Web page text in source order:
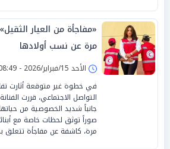
«مفاجأة من العيار
مرة عن نسب أولادها
الأحد 15/فبراير/2026 - 08:49 م
في خطوة غير متوقعة أثارت
التواصل الاجتماعي، قررت
جانباً شديد الخصوصية من
صوراً توثق لحظات خاصة مع
مرة، كاشفة عن مفاجأة تتعلق